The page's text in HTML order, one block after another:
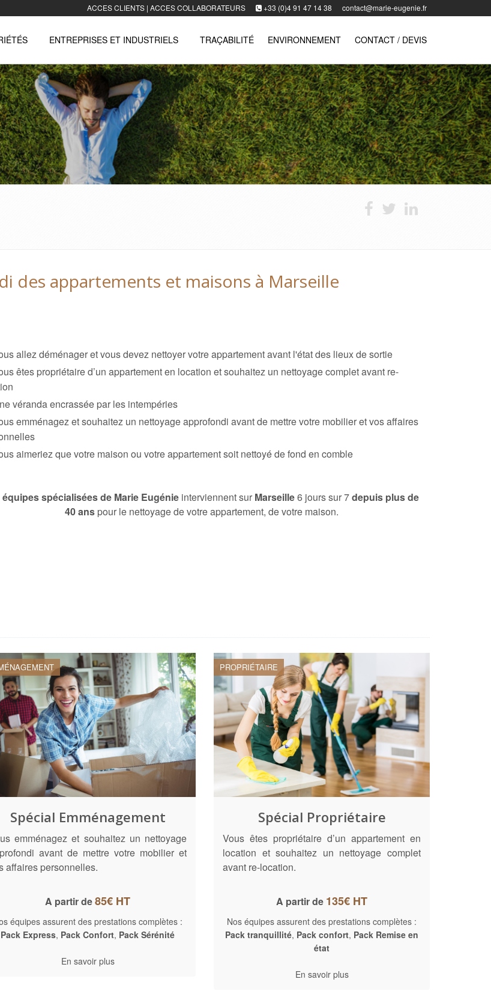
ACCES CLIENTS | ACCES COLLABORATEURS +33 (0)4 91 47 14 38 contact@marie-eugenie.fr
ENTREPRISES ET INDUSTRIELS TRAÇABILITÉ ENVIRONNEMENT CONTACT / DEVIS
des appartements et maisons à Marseille
allez déménager et vous devez nettoyer votre appartement avant l'état des lieux de sortie
êtes propriétaire d’un appartement en location et souhaitez un nettoyage complet avant re-
véranda encrassée par les intempéries
emménagez et souhaitez un nettoyage approfondi avant de mettre votre mobilier et vos affaires
aimeriez que votre maison ou votre appartement soit nettoyé de fond en comble
équipes spécialisées de Marie Eugénie interviennent sur Marseille6 jours sur 7depuis plus de
40 ans pour le nettoyage de votre appartement, de votre maison.
Spécial Emménagement
emménagez et souhaitez un nettoyage
avant de mettre votre mobilier et
affaires personnelles.
A partir de85€ HT
équipes assurent des prestations complètes :
Pack Express, Pack Confort, Pack Sérénité
En savoir plus
PROPRIÉTAIRE
Spécial Propriétaire
Vous êtes propriétaire d’un appartement en
location et souhaitez un nettoyage complet
avant re-location.
A partir de 135€ HT
Nos équipes assurent des prestations complètes :
Pack tranquillité, Pack confort, Pack Remise en
état
En savoir plus